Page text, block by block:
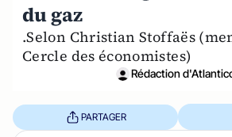
du gaz
.Selon Christian Stoffaës
Cercle des économistes)
Rédaction
PARTAGER